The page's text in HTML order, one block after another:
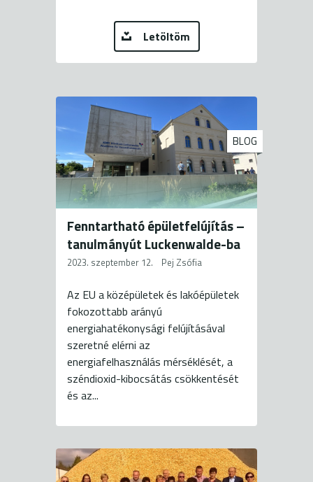
Letöltöm
BLOG
Fenntartható épületfelújítás –
tanulmányút Luckenwalde-ba
2023. szeptember 12. Pej Zsófia
Az EU a középületek és lakóépületek
fokozottabb arányú
energiahatékonysági felújításával
szeretné elérni az
energiafelhasználás mérséklését, a
széndioxid-kibocsátás csökkentését
és az...